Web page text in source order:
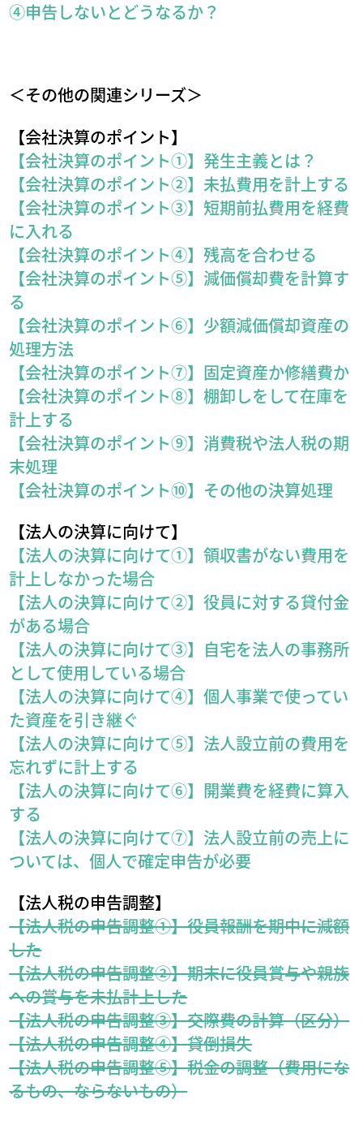
④申告しないとどうなるか？
＜その他の関連シリーズ＞
【会社決算のポイント】
【会社決算のポイント①】発生主義とは？
【会社決算のポイント②】未払費用を計上する
【会社決算のポイント③】短期前払費用を経費
に入れる
【会社決算のポイント④】残高を合わせる
【会社決算のポイント⑤】減価償却費を計算す
る
【会社決算のポイント⑥】少額減価償却資産の
処理方法
【会社決算のポイント⑦】固定資産か修繕費か
【会社決算のポイント⑧】棚卸しをして在庫を
計上する
【会社決算のポイント⑨】消費税や法人税の期
末処理
【会社決算のポイント⑩】その他の決算処理
【法人の決算に向けて】
【法人の決算に向けて①】領収書がない費用を
計上しなかった場合
【法人の決算に向けて②】役員に対する貸付金
がある場合
【法人の決算に向けて③】自宅を法人の事務所
として使用している場合
【法人の決算に向けて④】個人事業で使ってい
た資産を引き継ぐ
【法人の決算に向けて⑤】法人設立前の費用を
忘れずに計上する
【法人の決算に向けて⑥】開業費を経費に算入
する
【法人の決算に向けて⑦】法人設立前の売上に
ついては、個人で確定申告が必要
【法人税の申告調整】
【法人税の申告調整①】役員報酬を期中に減額
した
【法人税の申告調整②】期末に役員賞与や親族
への賞与を未払計上した
【法人税の申告調整③】交際費の計算（区分）
【法人税の申告調整④】貸倒損失
【法人税の申告調整⑤】税金の調整（費用にな
るもの、ならないもの）